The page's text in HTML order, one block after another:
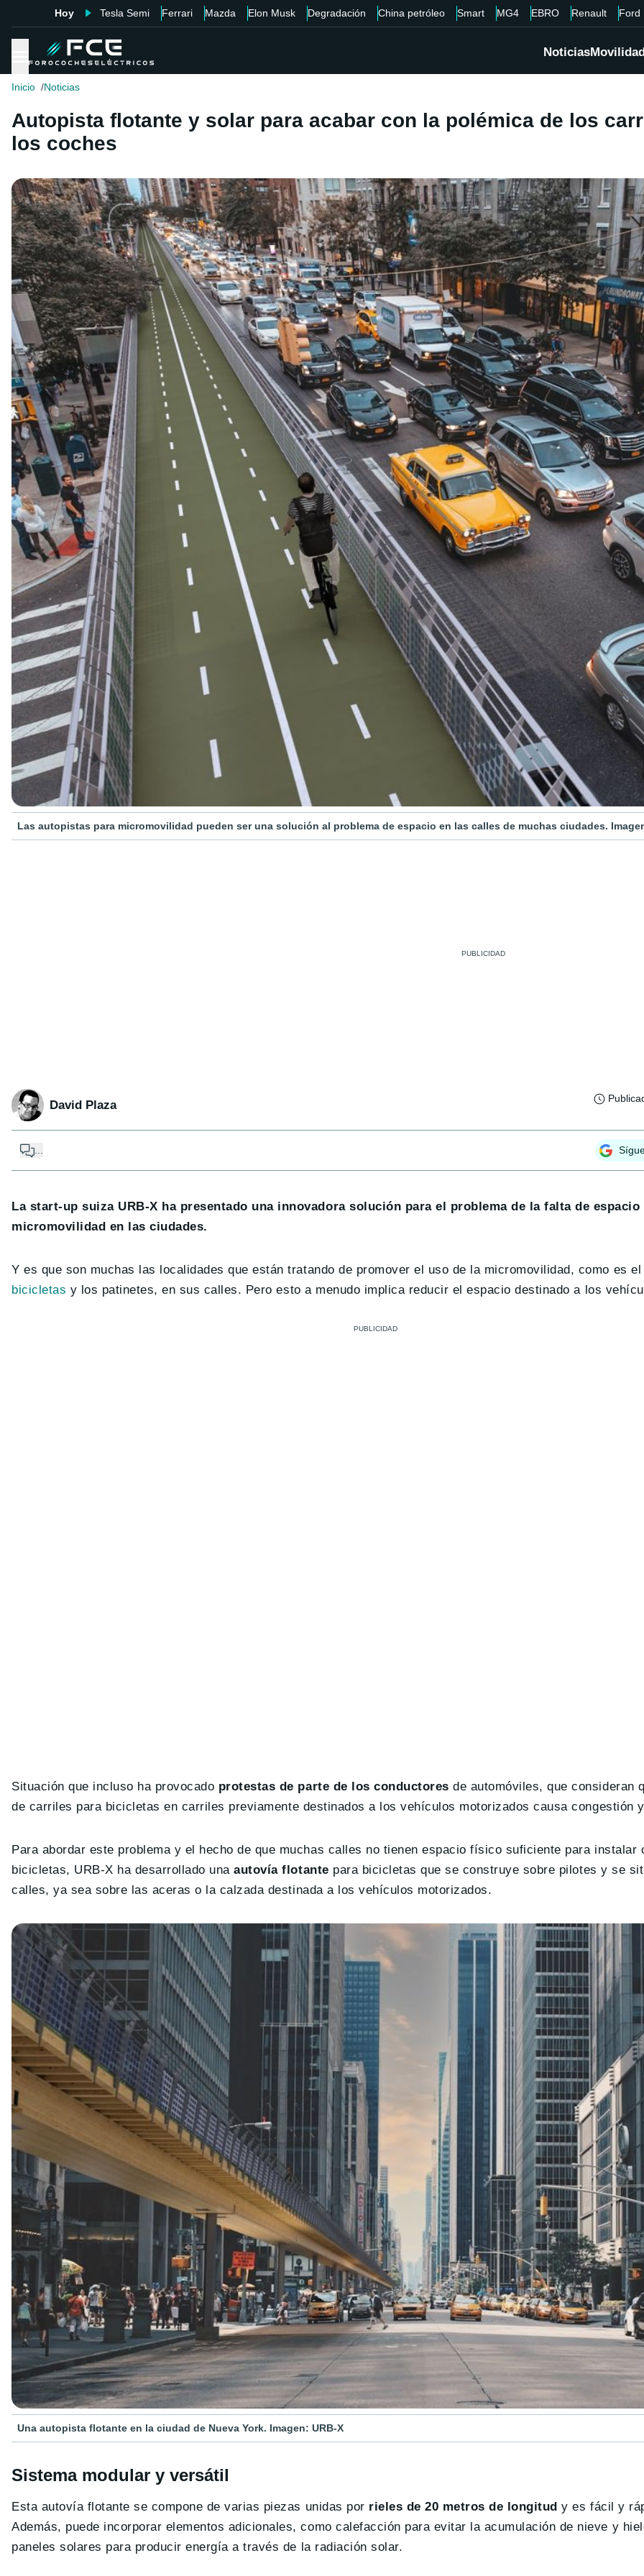
Hoy Tesla Semi Ferrari Mazda Elon Musk Degradación China petróleo Smart MG4 EBRO Renault Ford
Noticias
Inicio Noticias
Autopista flotante y solar para acabar con la polémica de los
los coches
Las autopistas para micromovilidad pueden ser una solución al problema de espacio en las calles de muchas ciudades.
David Plaza
...
La start-up suiza URB-X ha presentado una innovadora solución para el problema de la falta de espacio
micromovilidad en las ciudades.
Y es que son muchas las localidades que están tratando de promover el uso de la micromovilidad, como es
bicicletas y los patinetes, en sus calles. Pero esto a menudo implica reducir el espacio destinado a los
Situación que incluso ha provocado protestas de parte de los conductores de automóviles, que consideran
de carriles para bicicletas en carriles previamente destinados a los vehículos motorizados causa congestión
Para abordar este problema y el hecho de que muchas calles no tienen espacio físico suficiente para instalar
bicicletas, URB-X ha desarrollado unaautovía flotante para bicicletas que se construye sobre pilotes y se
calles, ya sea sobre las aceras o la calzada destinada a los vehículos motorizados.
Una autopista flotante en la ciudad de Nueva York. Imagen: URB-X
Sistema modular y versátil
Esta autovía flotante se compone de varias piezas unidas por rieles de 20 metros de longitud y es fácil y
Además, puede incorporar elementos adicionales, como calefacción para evitar la acumulación de nieve y
paneles solares para producir energía a través de la radiación solar.